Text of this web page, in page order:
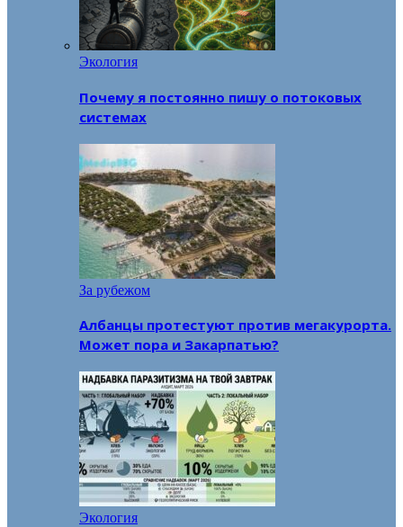
Экология
Почему я постоянно пишу о потоковых
системах
За рубежом
Албанцы протестуют против мегакурорта.
Может пора и Закарпатью?
Экология